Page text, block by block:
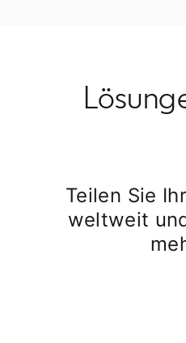
Teilen Sie
weltweit